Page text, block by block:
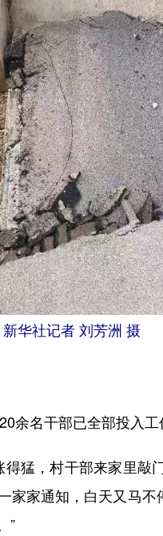
华社记者 刘芳洲 摄
名干部已全部投入工
，村干部来家里敲
家通知，白天又马
”